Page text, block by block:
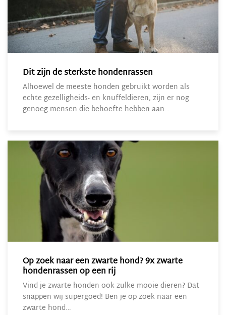
Dit zijn de sterkste hondenrassen
Alhoewel de meeste honden gebruikt worden als
echte gezelligheids- en knuffeldieren, zijn er nog
genoeg mensen die behoefte hebben aan…
Op zoek naar een zwarte hond? 9x zwarte
hondenrassen op een rij
Vind je zwarte honden ook zulke mooie dieren? Dat
snappen wij supergoed! Ben je op zoek naar een
zwarte hond…